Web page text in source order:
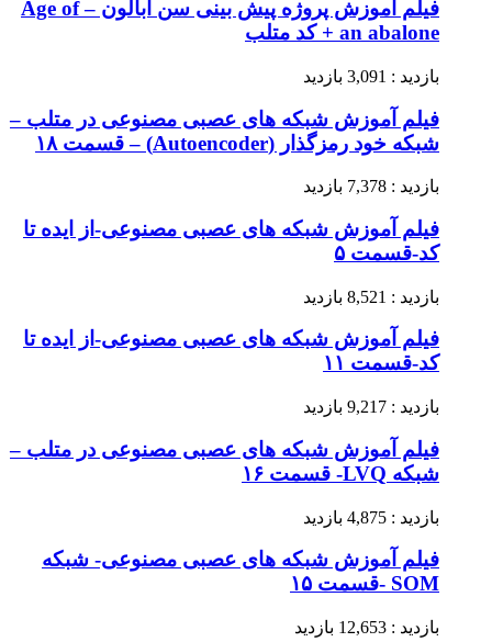
فیلم آموزش پروژه پیش بینی سن آبالون – Age of
an abalone + کد متلب
بازدید : 3,091 بازدید
فیلم آموزش شبکه های عصبی مصنوعی در متلب –
شبکه خود رمزگذار (Autoencoder) – قسمت ۱۸
بازدید : 7,378 بازدید
فیلم آموزش شبکه های عصبی مصنوعی-از ایده تا
کد-قسمت ۵
بازدید : 8,521 بازدید
فیلم آموزش شبکه های عصبی مصنوعی-از ایده تا
کد-قسمت ۱۱
بازدید : 9,217 بازدید
فیلم آموزش شبکه های عصبی مصنوعی در متلب –
شبکه LVQ- قسمت ۱۶
بازدید : 4,875 بازدید
فیلم آموزش شبکه های عصبی مصنوعی- شبکه
SOM -قسمت ۱۵
بازدید : 12,653 بازدید